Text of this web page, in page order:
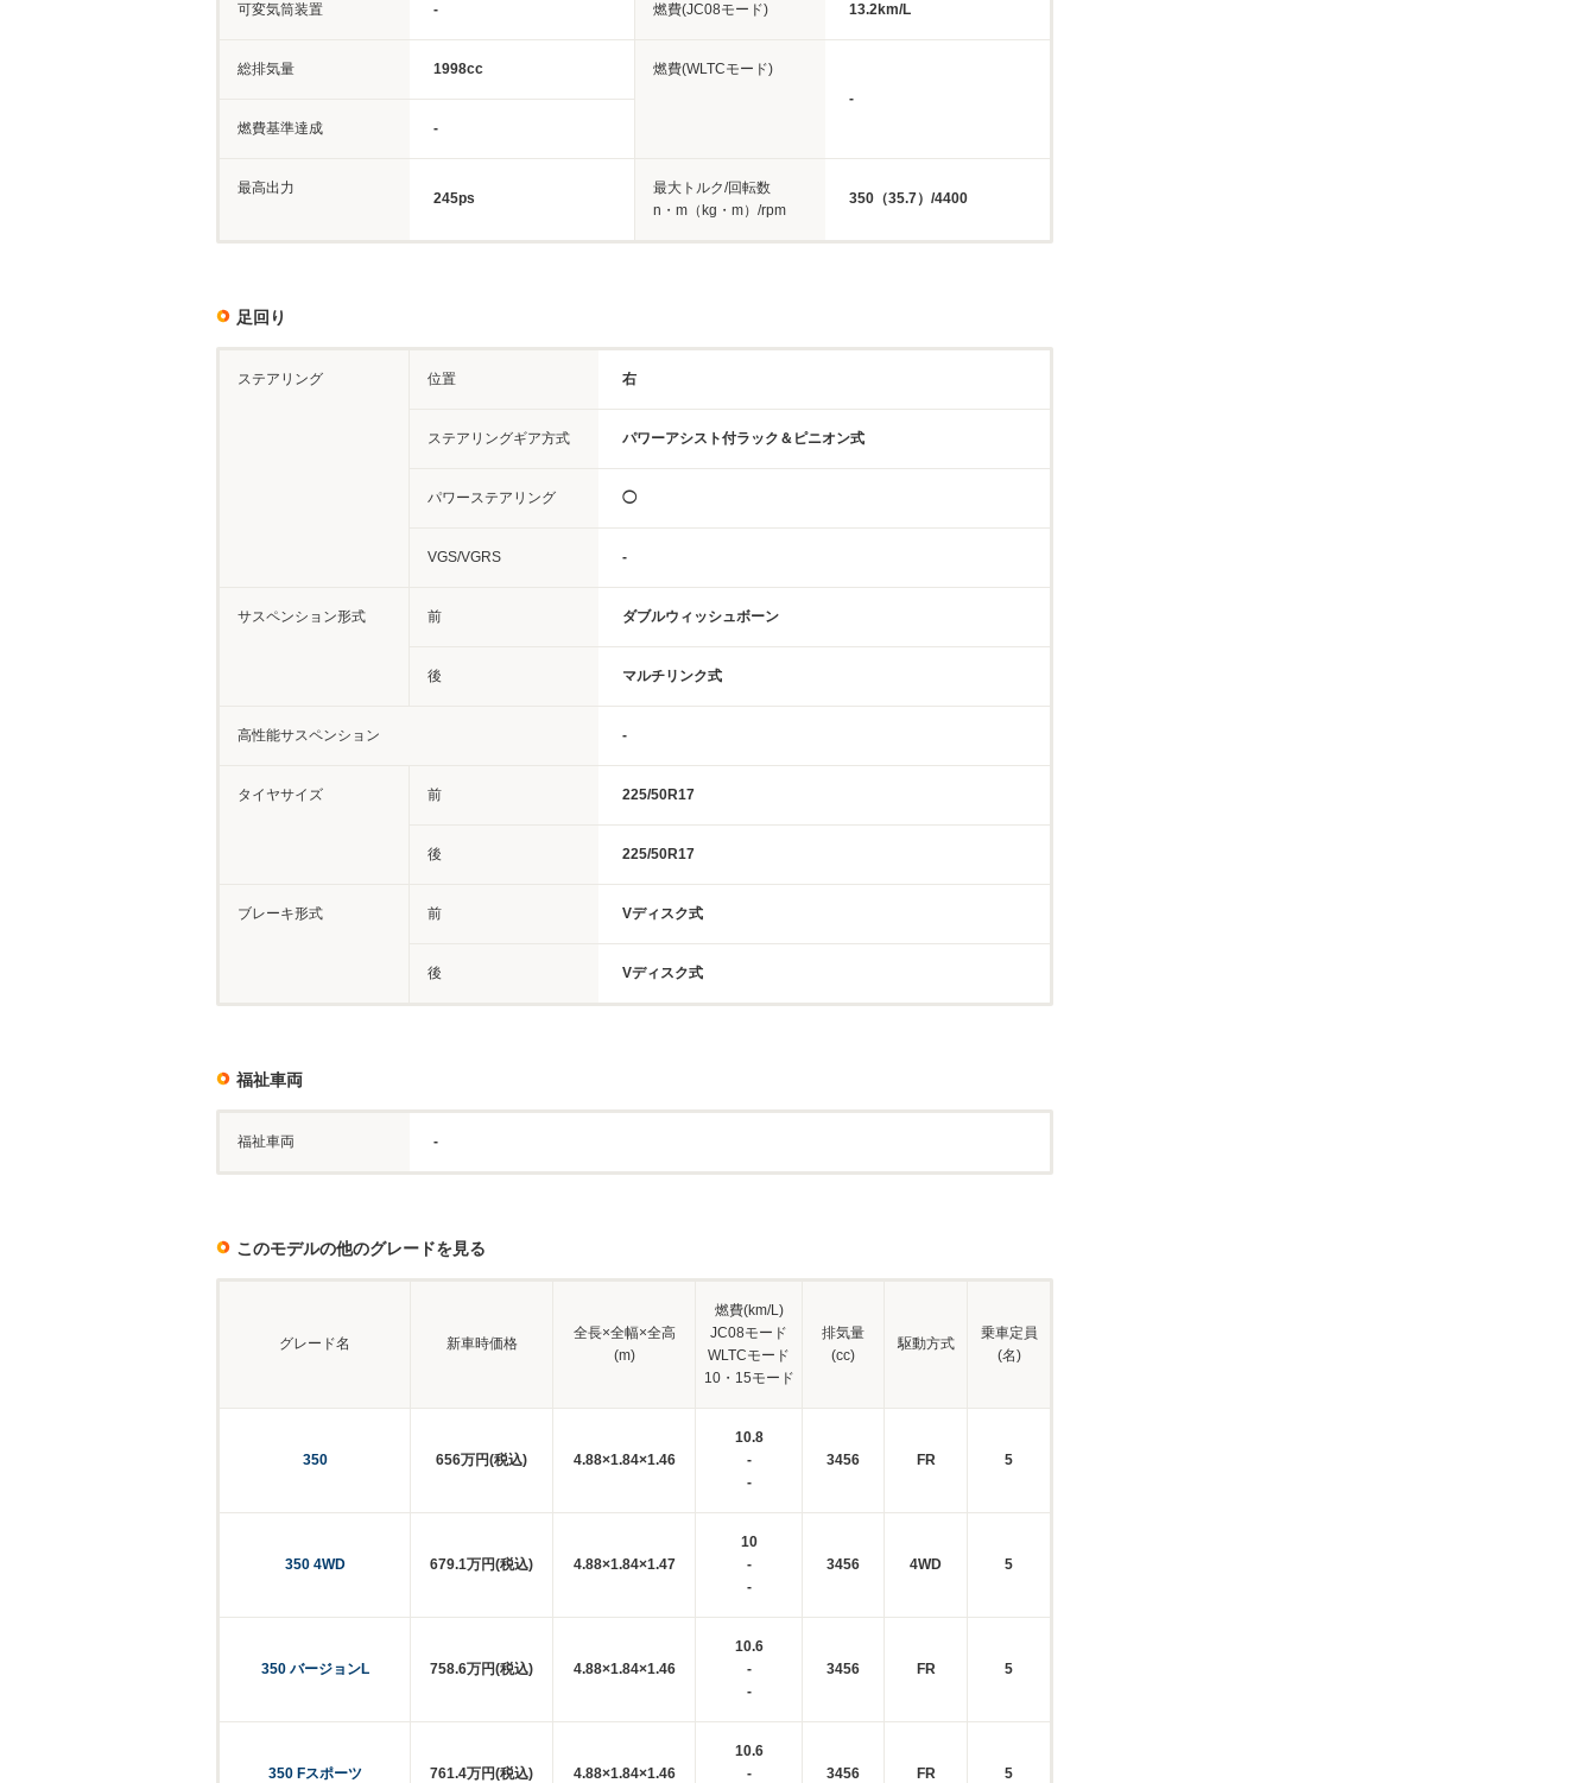
可変気筒装置 - 燃費(JC08モード) 13.2km/L
総排気量 1998cc
燃費(WLTCモード)
-
燃費基準達成
-
最高出力
245ps
最大トルク/回転数
n・m（kg・m）/rpm
350（35.7）/4400
足回り
ステアリング 位置 右
ステアリングギア方式 パワーアシスト付ラック＆ピニオン式
パワーステアリング ◯
VGS/VGRS -
サスペンション形式 前 ダブルウィッシュボーン
後 マルチリンク式
高性能サスペンション -
タイヤサイズ 前 225/50R17
後 225/50R17
ブレーキ形式 前 Vディスク式
後 Vディスク式
福祉車両
福祉車両 -
このモデルの他のグレードを見る
グレード名 新車時価格
全長×全幅×全高
(m)
燃費(km/L)
JC08モード
WLTCモード
10・15モード
排気量
(cc)
駆動方式
乗車定員
(名)
350 656万円(税込) 4.88×1.84×1.46
10.8
-
-
3456 FR 5
350 4WD 679.1万円(税込) 4.88×1.84×1.47
10
-
-
3456 4WD 5
350 バージョンL 758.6万円(税込) 4.88×1.84×1.46
10.6
-
-
3456 FR 5
350 Fスポーツ 761.4万円(税込) 4.88×1.84×1.46
10.6
-
3456 FR 5